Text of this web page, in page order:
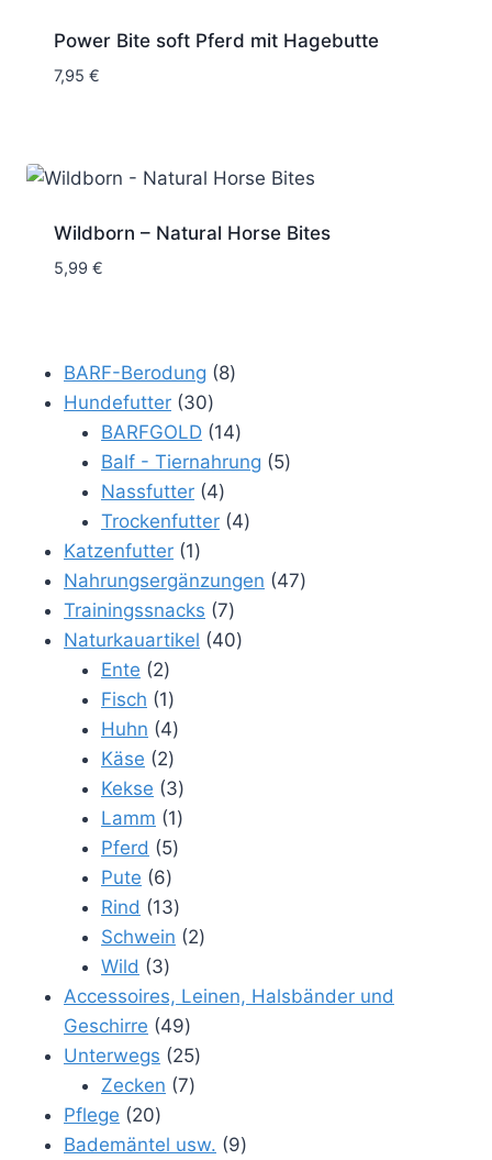
Power Bite soft Pferd mit Hagebutte
7,95 €
Wildborn – Natural Horse Bites
5,99 €
BARF-Berodung 88
Hundefutter 3030
Produkte
BARFGOLD 1414
Produkte
Balf - Tiernahrung 55
Nassfutter 44
Produkte
Trockenfutter 44
Katzenfutter 11
Produkt
Nahrungsergänzungen 4747
Trainingssnacks 77
Produkte
Naturkauartikel 4040
Ente 22
Produkte
Fisch 11
Produkt
Huhn 44
Produkte
Käse 22
Produkte
Kekse 33
Produkte
Lamm 11
Produkt
Pferd 55
Pute 66
Produkte
Rind 1313
Produkte
Schwein 22
Wild 33
Produkte
Accessoires, Leinen, Halsbänder und
Geschirre
4949
Produkte
Unterwegs 2525
Produkte
Zecken 77
Pflege 2020
Produkte
Bademäntel usw. 99